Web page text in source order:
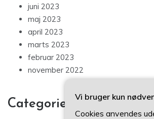
juni 2023
maj 2023
april 2023
marts 2023
februar 2023
november 2022
Categories
Vi bruger kun
Cookies anvendes